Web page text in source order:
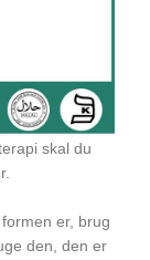
skal du
er, brug
den, den er